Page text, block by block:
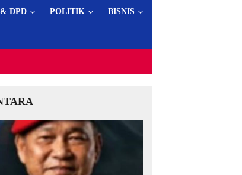
DPD POLITIK BISNIS